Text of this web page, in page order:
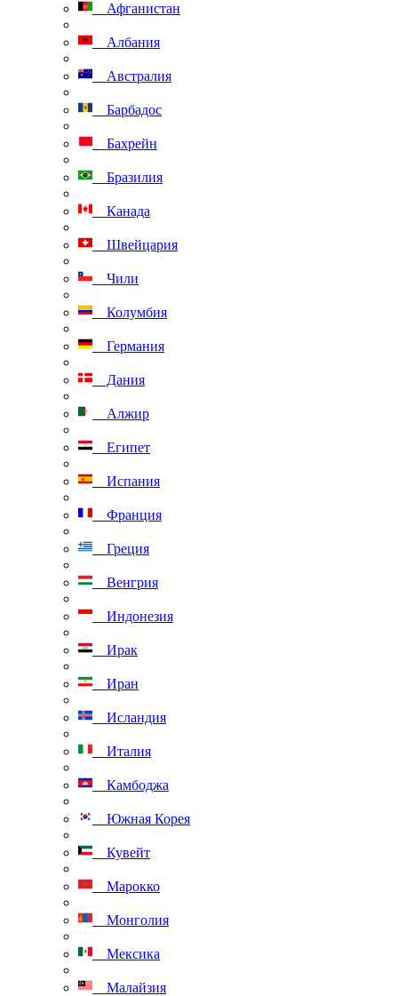
Афганистан
Албания
Австралия
Барбадос
Бахрейн
Бразилия
Канада
Швейцария
Чили
Колумбия
Германия
Дания
Алжир
Египет
Испания
Франция
Греция
Венгрия
Индонезия
Ирак
Иран
Исландия
Италия
Камбоджа
Южная Корея
Кувейт
Марокко
Монголия
Мексика
Малайзия